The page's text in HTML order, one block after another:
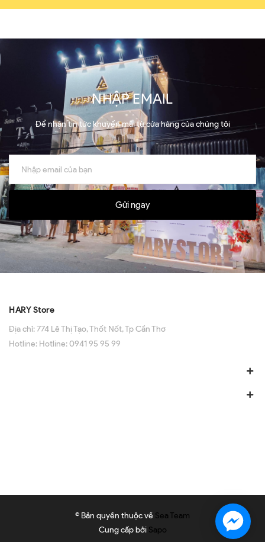
NHẬP EMAIL
Để nhận tin tức khuyến mãi từ cửa hàng của chúng tôi
Gửi ngay
HARY Store
Địa chỉ:774 Lê Thị Tạo, Thốt Nốt, Tp Cần Thơ
Hotline: Hotline: 0941 95 95 99
© Bản quyền thuộc về Sea Team
Cung cấp bởi Sapo